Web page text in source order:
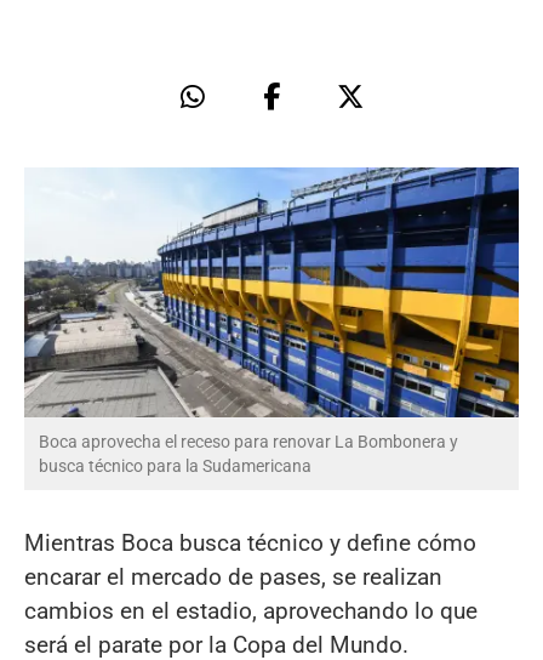
Boca aprovecha el receso para renovar La Bombonera y
busca técnico para la Sudamericana
Mientras Boca busca técnico y define cómo
encarar el mercado de pases, se realizan
cambios en el estadio, aprovechando lo que
será el parate por la Copa del Mundo.